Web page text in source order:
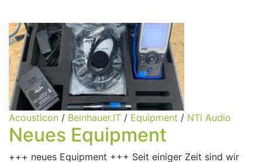
Acousticon / Beinhauer.IT / Equipment / NTi Audio
Neues Equipment
+++ neues Equipment +++ Seit einiger Zeit sind wir